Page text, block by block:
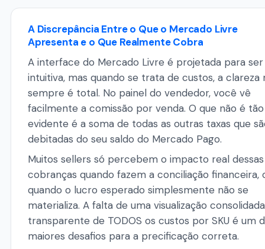
A Discrepância Entre o Que o Mercado Livre
Apresenta e o Que Realmente Cobra
A interface do Mercado Livre é projetada para ser
intuitiva, mas quando se trata de custos, a clareza
sempre é total. No painel do vendedor, você vê
facilmente a comissão por venda. O que não é tão
evidente é a soma de todas as outras taxas que
debitadas do seu saldo do Mercado Pago.
Muitos sellers só percebem o impacto real dessas
cobranças quando fazem a conciliação financeira,
quando o lucro esperado simplesmente não se
materializa. A falta de uma visualização
transparente de TODOS os custos por SKU é um
maiores desafios para a precificação correta.